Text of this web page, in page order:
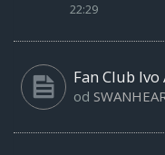
22:29
Fan Club
od